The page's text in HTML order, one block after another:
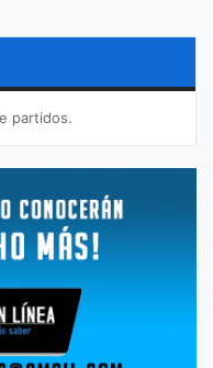
partidos.